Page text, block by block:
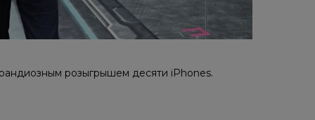
розыгрышем десяти iPhones.